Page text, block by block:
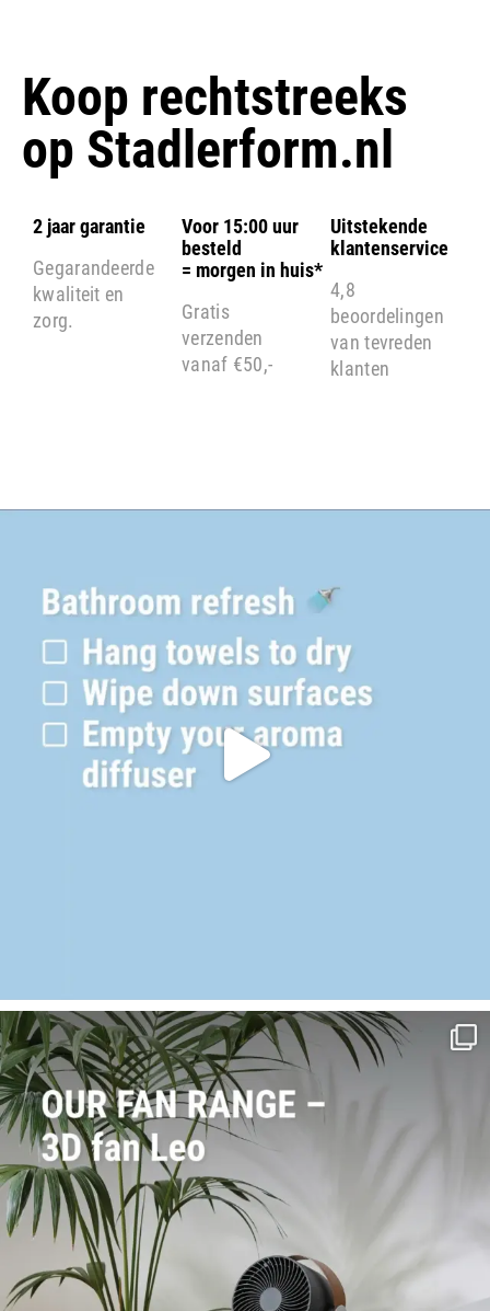
Koop rechtstreeks
op Stadlerform.nl
2 jaar garantie
Gegarandeerde
kwaliteit en
zorg.
Voor 15:00 uur
besteld
= morgen in huis*
Gratis
verzenden
vanaf €50,-
Uitstekende
klantenservice
4,8
beoordelingen
van tevreden
klanten